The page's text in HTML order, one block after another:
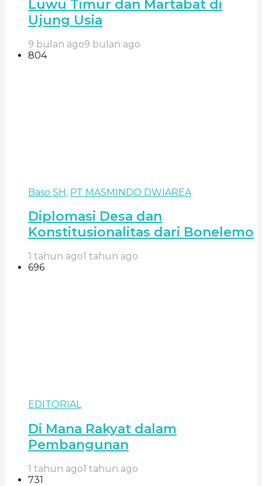
Luwu Timur dan Martabat di
Ujung Usia
9 bulan ago9 bulan ago
804
Baso SH, PT MASMINDO DWIAREA
Diplomasi Desa dan
Konstitusionalitas dari Bonelemo
1 tahun ago1 tahun ago
696
EDITORIAL
Di Mana Rakyat dalam
Pembangunan
1 tahun ago1 tahun ago
731